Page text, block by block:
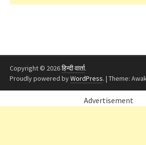
Copyright © 2026हिन्दी वार्ता.
Proudly powered byWordPress. | Theme:
Advertisement